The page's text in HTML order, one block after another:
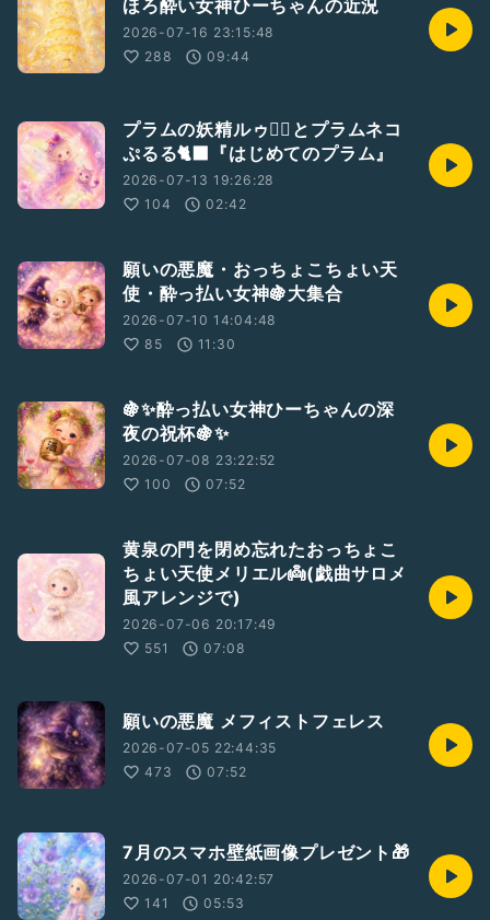
ほろ酔い女神ひーちゃんの近況
2026-07-16 23:15:48
288
09:44
プラムの妖精ルゥ🧚‍♀️とプラムネコ
ぷるる🐈‍⬛『はじめてのプラム』
2026-07-13 19:26:28
104
02:42
願いの悪魔・おっちょこちょい天
使・酔っ払い女神🍇大集合
2026-07-10 14:04:48
85
11:30
🍇✨️酔っ払い女神ひーちゃんの深
夜の祝杯🍇✨️
2026-07-08 23:22:52
100
07:52
黄泉の門を閉め忘れたおっちょこ
ちょい天使メリエル👼(戯曲サロメ
風アレンジで)
2026-07-06 20:17:49
551
07:08
願いの悪魔 メフィストフェレス
2026-07-05 22:44:35
473
07:52
7月のスマホ壁紙画像プレゼント🎁
2026-07-01 20:42:57
141
05:53